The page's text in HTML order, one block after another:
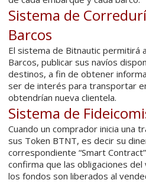
Sistema de
Barcos
El sistema de Bitnautic permitirá
Barcos, publicar sus navíos
destinos, a fin de obtener
ser de interés para transportar
obtendrían nueva clientela.
Sistema de
Cuando un comprador inicia una
sus Token BTNT, es decir su
correspondiente “Smart
confirma que las obligaciones
los fondos son liberados al